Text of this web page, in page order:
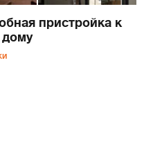
пристройка к
дому